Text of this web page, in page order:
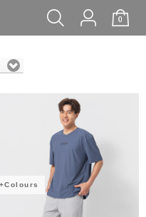
0
KIDS BABY
+Colours